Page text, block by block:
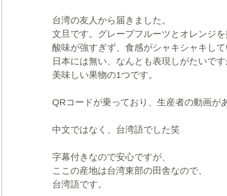
台湾の友人から届きました。
文旦です。グレープフルーツとオレンジ
酸味が強すぎず、食感がシャキシャキし
日本には無い、なんとも表現しがたいで
美味しい果物の1つです。
QRコードが乗っており、生産者の動画が
中文ではなく、台湾語でした笑
字幕付きなので安心ですが、
ここの産地は台湾東部の田舎なので、
台湾語です。